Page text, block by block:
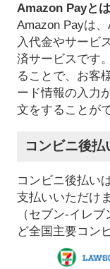
Amazon Payとは
Amazon Payは
入代金やサービ
済サービスです
ることで、お客
ード情報の入力
文をすることが
コンビニ後払
コンビニ後払い
支払いいただけま
（セブン-イレ
ど全国主要コン